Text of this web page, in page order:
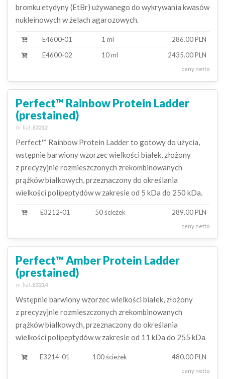
bromku etydyny (EtBr) używanego do wykrywania kwasów
nukleinowych w żelach agarozowych.
E4600-01 1 ml
286.00 PLN
E4600-02
10 ml 2435.00 PLN
ceny netto
Perfect™ Rainbow Protein Ladder
(prestained)
nr kat. E3212
Perfect™ Rainbow Protein Ladder to gotowy do użycia,
wstępnie barwiony wzorzec wielkości białek, złożony
z precyzyjnie rozmieszczonych zrekombinowanych
prążków białkowych, przeznaczony do określania
wielkości polipeptydów w zakresie od 5 kDa do 250 kDa.
E3212-01 50 ścieżek 289.00 PLN
ceny netto
Perfect™ Amber Protein Ladder
(prestained)
nr kat. E3214
Wstępnie barwiony wzorzec wielkości białek, złożony
z precyzyjnie rozmieszczonych zrekombinowanych
prążków białkowych, przeznaczony do określania
wielkości polipeptydów w zakresie od 11 kDa do 255 kDa
E3214-01 100 ścieżek 480.00 PLN
ceny netto